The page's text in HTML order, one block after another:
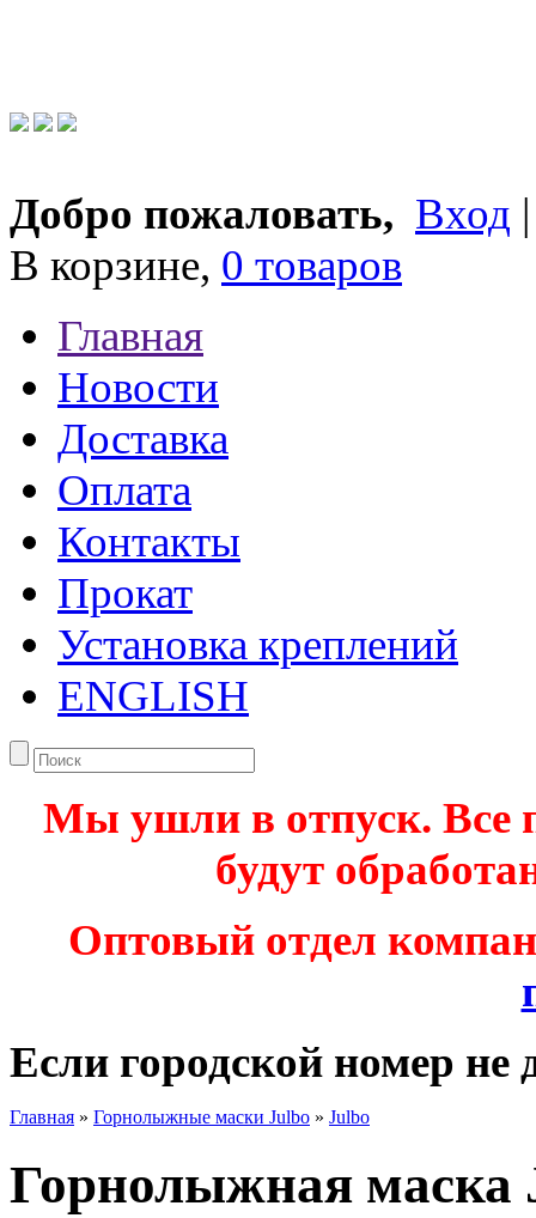
Добро пожаловать, Вход
В корзине, 0 товаров
Главная
Новости
Доставка
Оплата
Контакты
Прокат
Установка креплений
ENGLISH
Мы ушли в отпуск. Все
будут
Оптовый отдел
Если городской номер не
Главная » Горнолыжные маски Julbo » Julbo
Горнолыжная маска